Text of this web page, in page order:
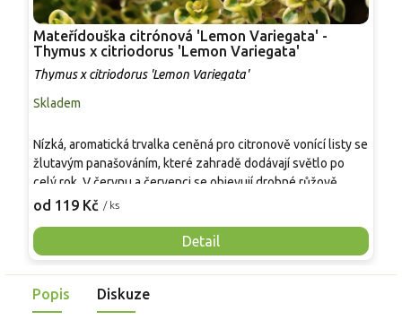
Mateřídouška citrónová 'Lemon Variegata' -
Thymus x citriodorus 'Lemon Variegata'
Thymus x citriodorus 'Lemon Variegata'
Skladem
od 119 Kč / ks
Detail
Nízká, aromatická trvalka ceněná pro citronově vonící listy se
žlutavým panašováním, které zahradě dodávají světlo po
celý rok. V červnu a červenci se objevují drobné růžově
fialové květy lákající opylovače. Rostlina vytváří kompaktní
dobré mrazuvzdornosti, toleranci sucha a nenáročnosti je
vhodná do skalek, suchých zídek, bylinkových záhonů i
nádob.
Popis Diskuze